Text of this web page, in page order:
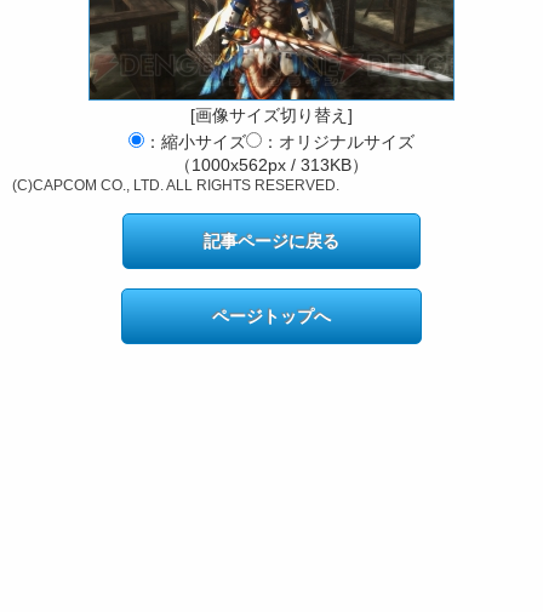
[画像サイズ切り替え]
：縮小サイズ
：オリジナルサイズ
（1000x562px / 313KB）
(C)CAPCOM CO., LTD. ALL RIGHTS RESERVED.
記事ページに戻る
ページトップへ